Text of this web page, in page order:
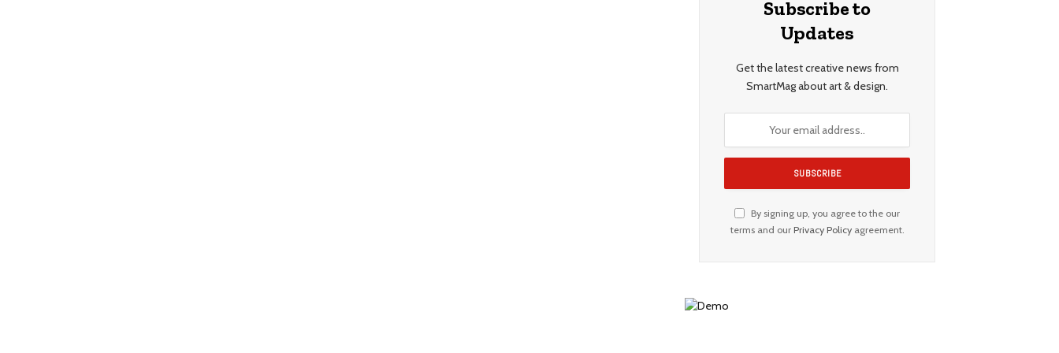
Subscribe to
Updates
Get the latest creative news from
SmartMag about art & design.
By signing up, you agree to the our
terms and our Privacy Policyagreement.